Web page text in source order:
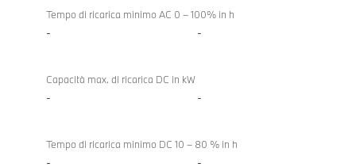
Tempo di ricarica minimo AC 0 – 100% in h
- -
Capacità max. di ricarica DC in kW
- -
Tempo di ricarica minimo DC 10 – 80 % in h
- -